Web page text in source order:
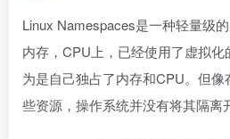
Linux Namespaces是一种轻量级
内存，CPU上，已经使用了虚拟
为是自己独占了内存和CPU。但
些资源，操作系统并没有将其隔离